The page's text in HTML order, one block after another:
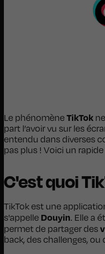
Le phénomèneTikTok
part l’avoir vu sur les
entendu dans diverses
pas plus ! Voici un
C'est quoi
TikTok est une
s'appelle Douyin. Elle a
permet de partager des
back, des challenges,